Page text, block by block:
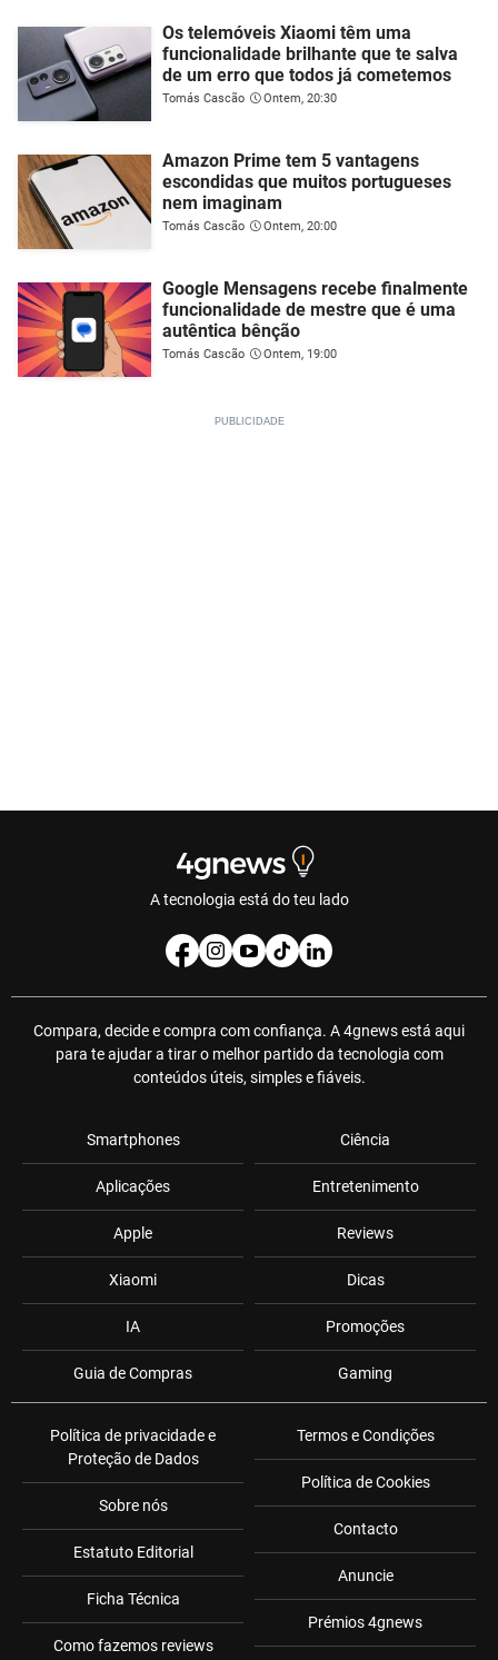
Os telemóveis Xiaomi têm uma
funcionalidade brilhante que te salva
de um erro que todos já cometemos
Tomás Cascão Ontem, 20:30
Amazon Prime tem 5 vantagens
escondidas que muitos portugueses
nem imaginam
Tomás Cascão Ontem, 20:00
Google Mensagens recebe finalmente
funcionalidade de mestre que é uma
autêntica bênção
Tomás Cascão Ontem, 19:00
A tecnologia está do teu lado
Compara, decide e compra com confiança. A 4gnews está aqui
para te ajudar a tirar o melhor partido da tecnologia com
conteúdos úteis, simples e fiáveis.
Smartphones
Aplicações
Apple
Xiaomi
IA
Guia de Compras
Ciência
Entretenimento
Reviews
Dicas
Promoções
Gaming
Política de privacidade e
Proteção de Dados
Sobre nós
Estatuto Editorial
Ficha Técnica
Como fazemos reviews
Termos e Condições
Política de Cookies
Contacto
Anuncie
Prémios 4gnews